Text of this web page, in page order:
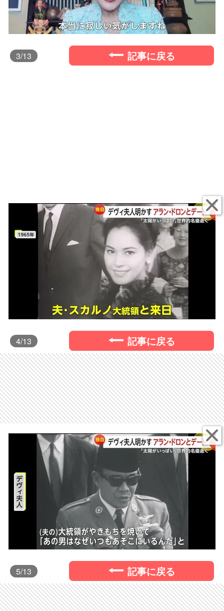
3/13 記事に戻る
4/13 記事に戻る
5/13 記事に戻る